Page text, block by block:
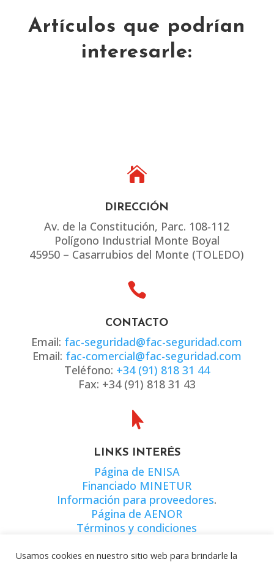
Artículos que podrían
interesarle:

DIRECCIÓN
Av. de la Constitución, Parc. 108-112
Polígono Industrial Monte Boyal
45950 – Casarrubios del Monte (TOLEDO)

CONTACTO
Email: fac-seguridad@fac-seguridad.com
Email: fac-comercial@fac-seguridad.com
Teléfono: +34 (91) 818 31 44
Fax: +34 (91) 818 31 43

LINKS INTERÉS
Página de ENISA
Financiado MINETUR
Información para proveedores.
Página de AENOR
Términos y condiciones
Usamos cookies en nuestro sitio web para brindarle la